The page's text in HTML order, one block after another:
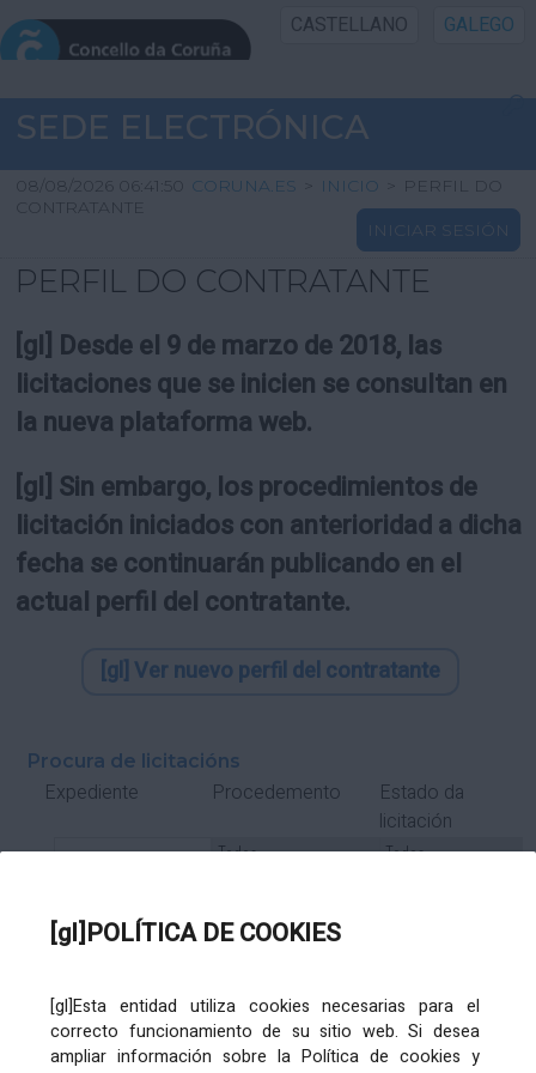
[gl]POLÍTICA DE COOKIES
[gl]Esta entidad utiliza cookies necesarias para el
correcto funcionamiento de su sitio web. Si desea
ampliar información sobre la Política de cookies y
CASTELLANO GALEGO
INICIO SEDE
INICIO
INFORMACIÓN PÚBLICA
UTILIDADES
SEDE ELECTRÓNICA
08/08/2026 06:41:50 CORUNA.ES > INICIO > PERFIL DO
CONTRATANTE
INICIAR SESIÓN
PERFIL DO CONTRATANTE
[gl] Desde el 9 de marzo de 2018, las
licitaciones que se inicien se consultan en
la nueva plataforma web.
[gl] Sin embargo, los procedimientos de
licitación iniciados con anterioridad a dicha
fecha se continuarán publicando en el
actual perfil del contratante.
[gl] Ver nuevo perfil del contratante
Procura de licitacións
Expediente Procedemento
Estado da
licitación
Subcontrato Tramitación
Órgano de contratación Título